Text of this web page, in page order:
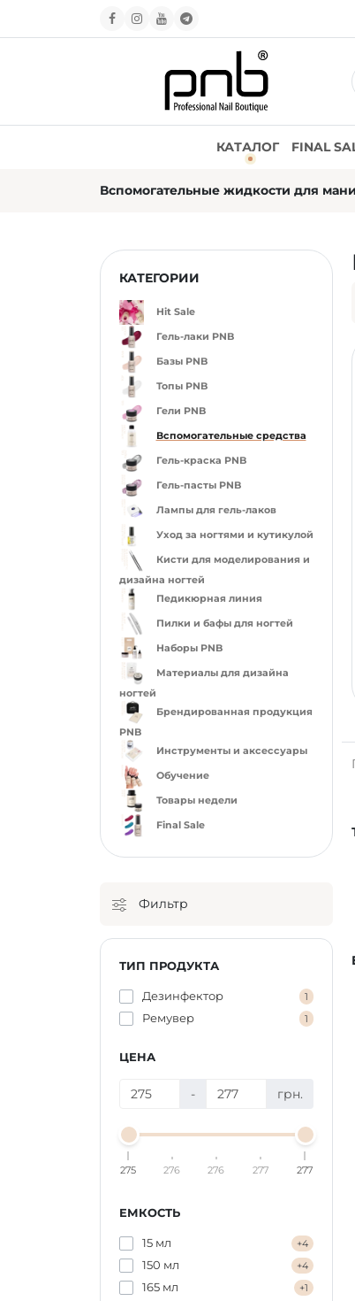
КАТАЛОГ FINAL
Вспомогательные жидкости для
КАТЕГОРИИ
Hit Sale
Гель-лаки PNB
Базы PNB
Топы PNB
Гели PNB
Вспомогательные средства
Гель-краска PNB
Гель-пасты PNB
Лампы для гель-лаков
Уход за ногтями и кутикулой
Кисти для моделирования и
дизайна ногтей
Педикюрная линия
Пилки и бафы для ногтей
Наборы PNB
Материалы для дизайна
ногтей
Брендированная продукция
PNB
Инструменты и аксессуары
Обучение
Товары недели
Final Sale
Фильтр
ТИП ПРОДУКТА
Дезинфектор 1
Ремувер 1
ЦЕНА
- грн.
275 276 276 277 277
ЕМКОСТЬ
15 мл +4
150 мл +4
165 мл +1